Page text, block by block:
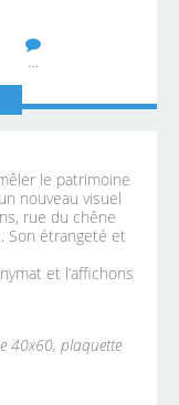
…
le patrimoine
nouveau visuel
rue du chêne
Son étrangeté et
et l’affichons
40x60, plaquette